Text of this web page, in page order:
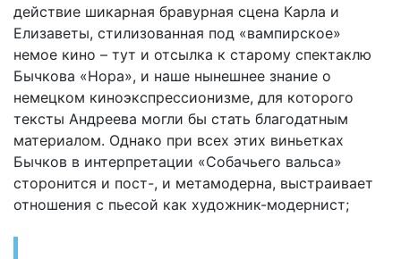
действие шикарная бравурная сцена Карла и
Елизаветы, стилизованная под «вампирское»
немое кино – тут и отсылка к старому спектаклю
Бычкова «Нора», и наше нынешнее знание о
немецком киноэкспрессионизме, для которого
тексты Андреева могли бы стать благодатным
материалом. Однако при всех этих виньетках
Бычков в интерпретации «Собачьего вальса»
сторонится и пост-, и метамодерна, выстраивает
отношения с пьесой как художник-модернист;